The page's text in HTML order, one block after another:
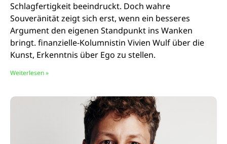
Schlagfertigkeit beeindruckt. Doch wahre
Souveränität zeigt sich erst, wenn ein besseres
Argument den eigenen Standpunkt ins Wanken
bringt. finanzielle-Kolumnistin Vivien Wulf über die
Kunst, Erkenntnis über Ego zu stellen.
Weiterlesen »